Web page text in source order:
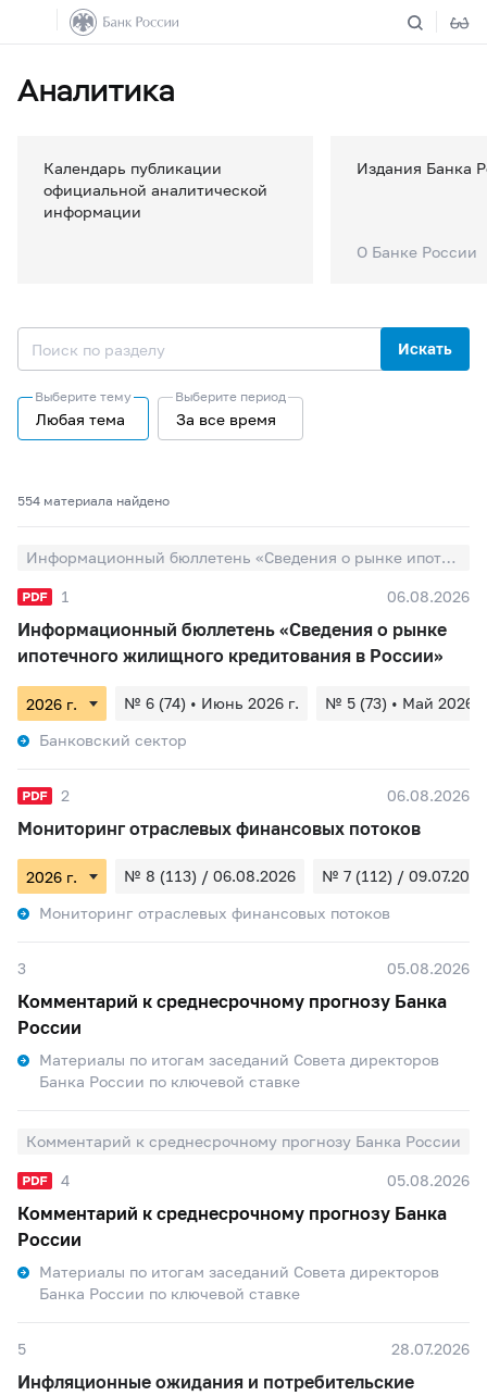
Аналитика
Календарь публикации
официальной аналитической
информации
Издания Банка
О Банке России
Искать
Выберите тему
Любая тема
Выберите период
За все время
554 материалa найдено
Информационный бюллетень «Сведения о рынке ипотечного жилищного кредитования в России»
1 06.08.2026
Информационный бюллетень «Сведения о рынке
ипотечного жилищного кредитования в России»
№ 6 (74) • Июнь 2026 г.
№ 5 (73) • Май 2026
Банковский сектор
2 06.08.2026
Мониторинг отраслевых финансовых потоков
№ 8 (113) / 06.08.2026
№ 7 (112) / 09.07.2026
Мониторинг отраслевых финансовых потоков
3 05.08.2026
Комментарий к среднесрочному прогнозу Банка
России
Материалы по итогам заседаний Совета директоров
Банка России по ключевой ставке
Комментарий к среднесрочному прогнозу Банка России
4 05.08.2026
Комментарий к среднесрочному прогнозу Банка
России
Материалы по итогам заседаний Совета директоров
Банка России по ключевой ставке
5 28.07.2026
Инфляционные ожидания и потребительские